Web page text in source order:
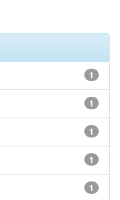
1
1
1
1
1